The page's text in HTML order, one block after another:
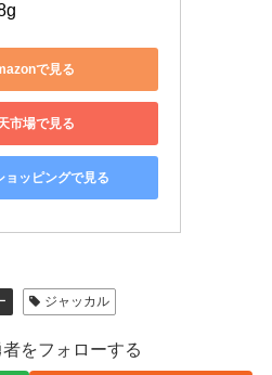
で見る
市場で見る
ョッピングで見る
ジャッカル
をフォローする